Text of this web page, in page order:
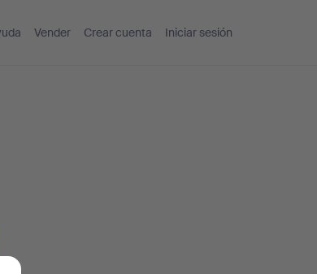
Vender Crear cuenta Iniciar sesión